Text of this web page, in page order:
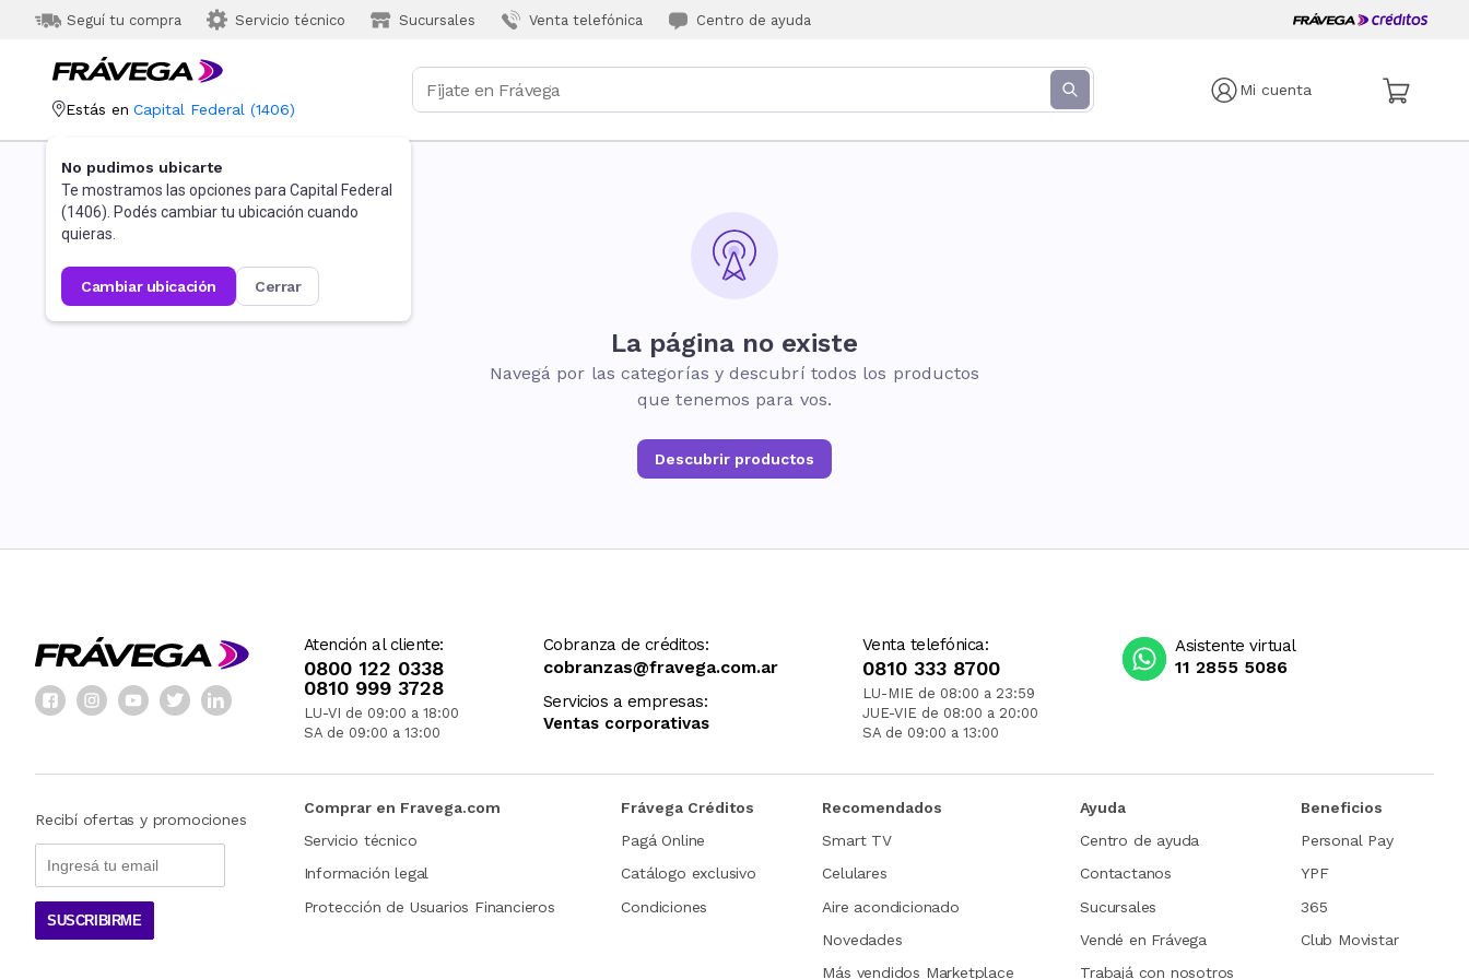
Seguí tu compra Servicio técnico Sucursales Venta telefónica Centro de ayuda
Mi cuenta
Estás en Capital Federal (1406)
No pudimos ubicarte
Te mostramos las opciones para Capital Federal
(1406). Podés cambiar tu ubicación cuando
quieras.
cambiar ubicación cerrar
La página no existe
Navegá por las categorías y descubrí todos los productos
que tenemos para vos.
Descubrir productos
Atención al cliente:
0800 122 0338
0810 999 3728
LU-VI de 09:00 a 18:00
SA de 09:00 a 13:00
Cobranza de créditos:
cobranzas@fravega.com.ar
Servicios a empresas:
Ventas corporativas
Venta telefónica:
0810 333 8700
LU-MIE de 08:00 a 23:59
JUE-VIE de 08:00 a 20:00
SA de 09:00 a 13:00
Asistente virtual
11 2855 5086
Recibí ofertas y promociones
SUSCRIBIRME
Comprar en Fravega.com
Servicio técnico
Información legal
Protección de Usuarios Financieros
Frávega Créditos
Pagá Online
Catálogo exclusivo
Condiciones
Recomendados
Smart TV
Celulares
Aire acondicionado
Novedades
Más vendidos Marketplace
Ayuda
Centro de ayuda
Contactanos
Sucursales
Vendé en Frávega
Trabajá con nosotros
Beneficios
Personal Pay
YPF
365
Club Movistar